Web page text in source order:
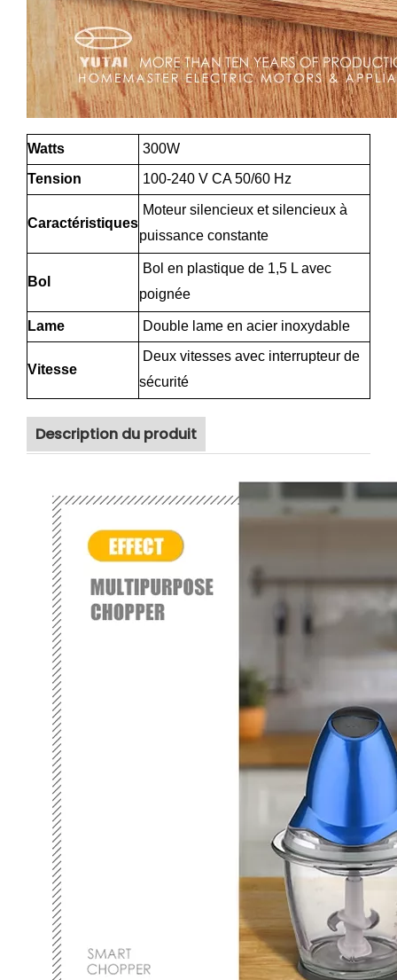
Watts
300W
Tension
100-240 V CA 50/60 Hz
Caractéristiques
Moteur silencieux et silencieux à
puissance constante
Bol
Bol en plastique de 1,5 L avec
poignée
Lame Double lame en acier inoxydable
Vitesse
Deux vitesses avec interrupteur de
sécurité
Description du produit